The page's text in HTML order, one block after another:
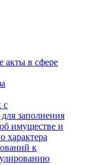
акты в сфере
с
заполнения
имуществе и
характера
к